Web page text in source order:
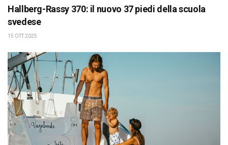
Hallberg-Rassy 370: il nuovo 37 piedi della scuola
svedese
15 OTT 2025